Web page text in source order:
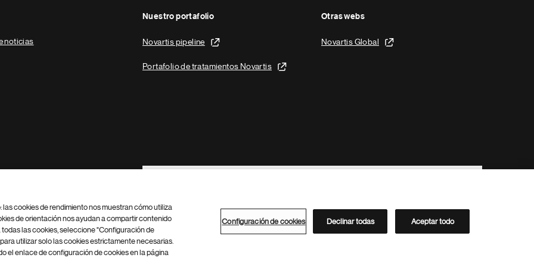
noticias
Nuestro portafolio
Novartis pipeline
Portafolio de tratamientos Novartis
Otras webs
Novartis Global
Footer Site Search
Configuración de cookies Mapa del sitio
Directorio de Novartis
cookies de rendimiento nos muestran cómo utiliza
de orientación nos ayudan a compartir contenido
las cookies, seleccione "Configuración de
utilizar solo las cookies estrictamente necesarias.
el enlace de configuración de cookies en la página
Configuración de cookies Declinar todas Aceptar todo